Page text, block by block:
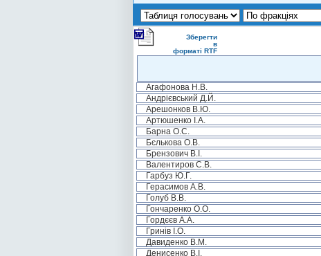
Зберегти
в
форматі RTF
Агафонова Н.В.
Андрієвський Д.Й.
Арешонков В.Ю.
Артюшенко І.А.
Барна О.С.
Бєлькова О.В.
Брензович В.І.
Валентиров С.В.
Гарбуз Ю.Г.
Герасимов А.В.
Голуб В.В.
Гончаренко О.О.
Гордєєв А.А.
Гринів І.О.
Давиденко В.М.
Денисенко В.І.